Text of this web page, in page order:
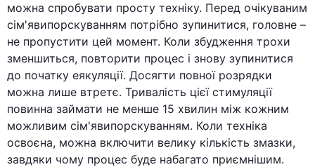
можна спробувати просту техніку. Перед очікуваним
сім'явипорскуванням потрібно зупинитися, головне –
не пропустити цей момент. Коли збудження трохи
зменшиться, повторити процес і знову зупинитися
до початку еякуляції. Досягти повної розрядки
можна лише втретє. Тривалість цієї стимуляції
повинна займати не менше 15 хвилин між кожним
можливим сім'явипорскуванням. Коли техніка
освоєна, можна включити велику кількість змазки,
завдяки чому процес буде набагато приємнішим.